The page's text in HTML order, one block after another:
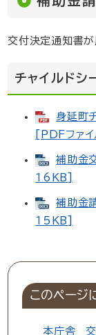
交付決定通知書が
チャイルド
身延町
[PDFファ
補助金
16KB]
補助金
15KB]
このページ
本庁舎